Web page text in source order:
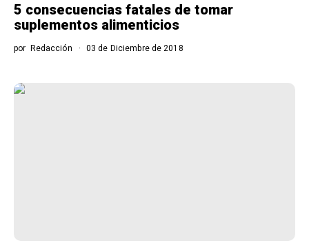
5 consecuencias fatales de tomar
suplementos alimenticios
por Redacción 03 de Diciembre de 2018